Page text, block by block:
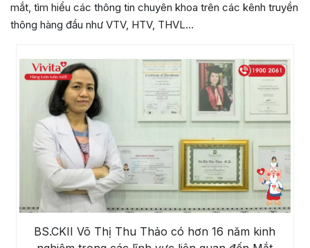
mắt, tìm hiểu các thông tin chuyên khoa trên các kênh truyền
thông hàng đầu như VTV, HTV, THVL…
BS.CKII Võ Thị Thu Thảo có hơn 16 năm kinh